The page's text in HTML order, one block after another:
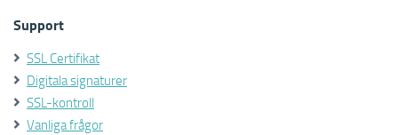
Support
SSL Certifikat
Digitala signaturer
SSL-kontroll
Vanliga frågor